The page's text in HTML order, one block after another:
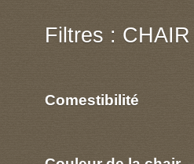
Filtres : CHAIR
Comestibilité